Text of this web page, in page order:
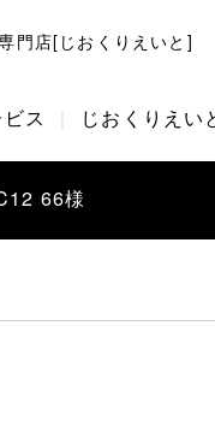
門店[じおくりえいと]
ス じおくりえい
66様